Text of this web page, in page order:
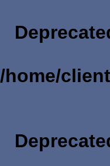
/home/